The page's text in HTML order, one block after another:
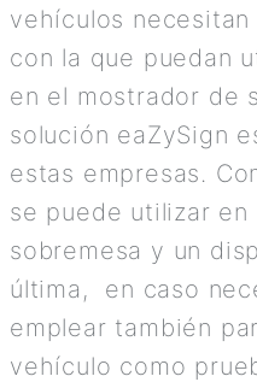
vehículos
con la que puedan
en el mostrador de
solución eaZySign
estas empresas.
se puede utilizar
sobremesa y un
última, en caso
emplear también
vehículo como